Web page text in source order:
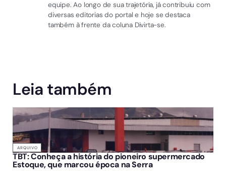
equipe. Ao longo de sua trajetória, já contribuiu com
diversas editorias do portal e hoje se destaca
também à frente da coluna Divirta-se.
Leia também
ARQUIVO
TBT: Conheça a história do pioneiro supermercado
Estoque, que marcou época na Serra